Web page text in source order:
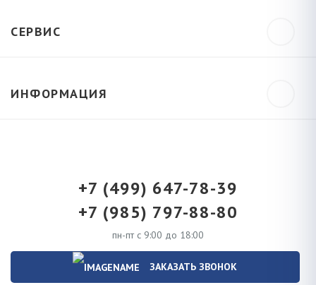
СЕРВИС
ИНФОРМАЦИЯ
+7 (499) 647-78-39
+7 (985) 797-88-80
пн-пт с 9:00 до 18:00
ЗАКАЗАТЬ ЗВОНОК